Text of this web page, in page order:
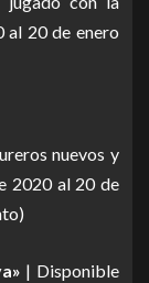
al 20 de enero
nuevos y
2020 al 20 de
| Disponible